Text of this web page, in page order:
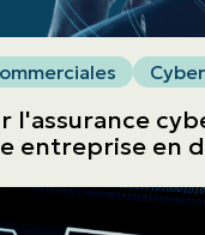
et
Cyber
l'assurance
entreprise en